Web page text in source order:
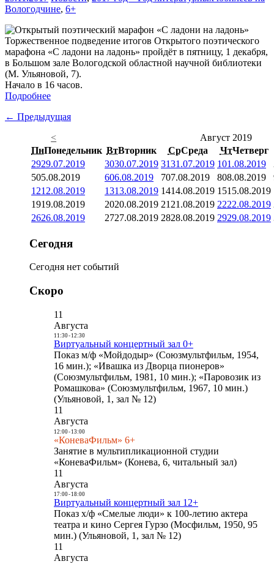
Вологодчине, 6+
Торжественное подведение итогов Открытого поэтического
марафона «С ладони на ладонь» пройдёт в пятницу, 1 декабря,
в Большом зале Вологодской областной научной библиотеки
(М. Ульяновой, 7).
Начало в 16 часов.
Подробнее
← Предыдущая
<
Август 2019
ПнПонедельник ВтВторник СрСреда ЧтЧетверг
2929.07.2019 3030.07.2019 3131.07.2019 101.08.2019
505.08.2019 606.08.2019 707.08.2019 808.08.2019
1212.08.2019 1313.08.2019 1414.08.2019 1515.08.2019
1919.08.2019 2020.08.2019 21 21.08.2019 2222.08.2019
2626.08.2019 2727.08.2019 2828.08.2019 2929.08.2019
Сегодня
Сегодня нет событий
Скоро
11
Августа
11:30- 12:30
Виртуальный концертный зал 0+
Показ м/ф «Мойдодыр» (Союзмультфильм, 1954,
16 мин.); «Ивашка из Дворца пионеров»
(Союзмультфильм, 1981, 10 мин.); «Паровозик из
Ромашкова» (Союзмультфильм, 1967, 10 мин.)
(Ульяновой, 1, зал № 12)
11
Августа
12:00- 13:00
«КоневаФильм» 6+
Занятие в мультипликационной студии
«КоневаФильм» (Конева, 6, читальный зал)
11
Августа
17:00- 18:00
Виртуальный концертный зал 12+
Показ х/ф «Смелые люди» к 100-летию актера
театра и кино Сергея Гурзо (Мосфильм, 1950, 95
мин.) (Ульяновой, 1, зал № 12)
11
Августа